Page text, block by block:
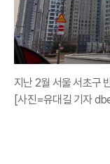
지난 2월 서울 서초구
[사진=유대길 기자